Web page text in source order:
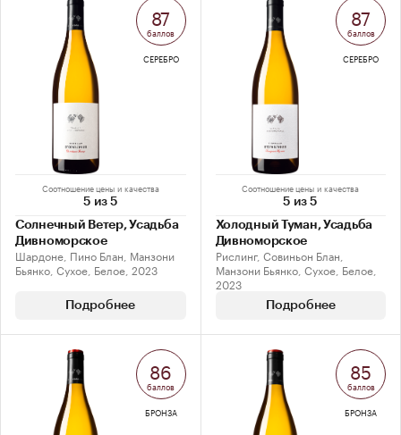
Соотношение цены и качества
5 из 5
Солнечный Ветер, Усадьба
Дивноморское
Шардоне, Пино Блан, Манзони
Бьянко, Сухое, Белое, 2023
Подробнее
87
баллов
СЕРЕБРО
Соотношение цены и качества
5 из 5
Холодный Туман, Усадьба
Дивноморское
Рислинг, Совиньон Блан,
Манзони Бьянко, Сухое, Белое,
2023
Подробнее
87
баллов
СЕРЕБРО
86
баллов
БРОНЗА
85
баллов
БРОНЗА